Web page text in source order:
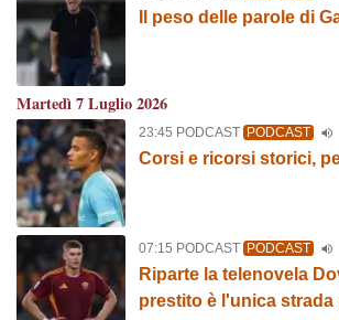
Il peso delle parole di
Martedì 7 Luglio 2026
23:45 PODCAST PODCAST
Corsi e ricorsi storici,
07:15 PODCAST PODCAST
Riparte la telenovela
prestito è l'unica